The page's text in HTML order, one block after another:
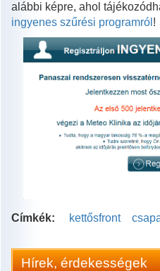
alábbi képre, ahol
ingyenes szűrési programról !
Címkék: kettősfront
Hírek, érdekességek